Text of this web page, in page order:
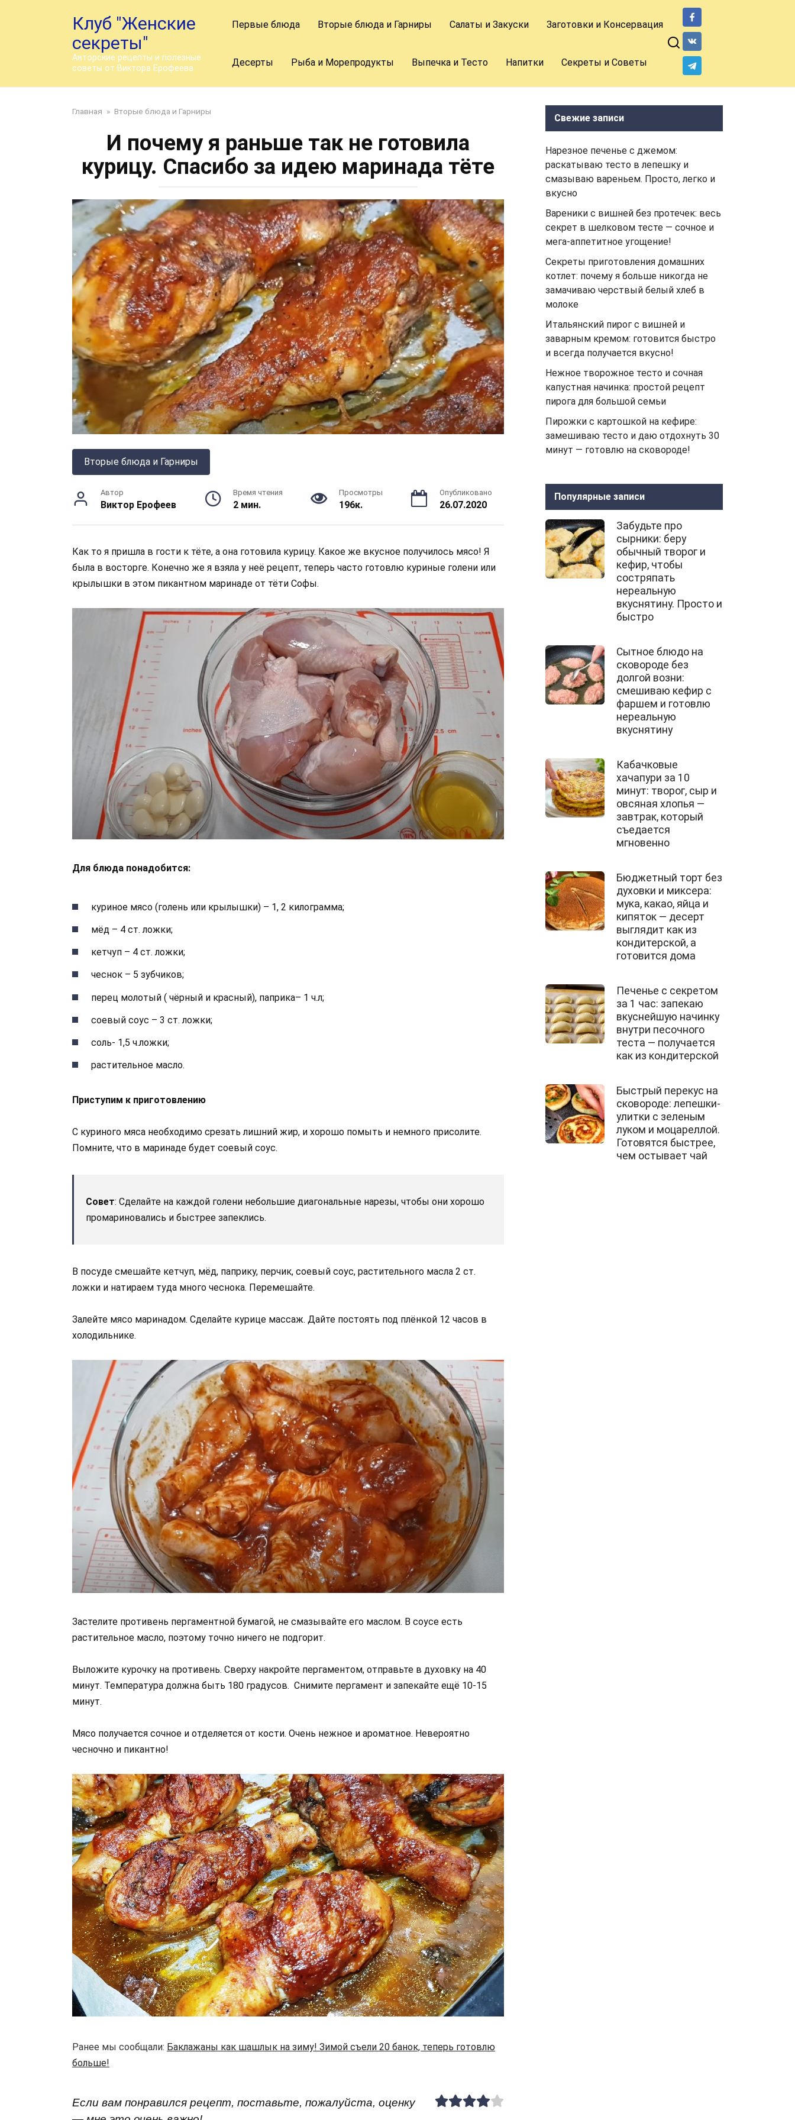
Клуб "Женские
секреты"
Авторские рецепты и полезные
советы от Виктора Ерофеева
Первые блюда Вторые блюда и Гарниры Салаты и Закуски Заготовки и Консервация
Десерты Рыба и Морепродукты Выпечка и Тесто Напитки Секреты и Советы
Главная » Вторые блюда и Гарниры
И почему я раньше так не готовила
курицу. Спасибо за идею маринада тёте
Вторые блюда и Гарниры
Автор
Виктор Ерофеев
Время чтения
2 мин.
Просмотры
196к.
Опубликовано
26.07.2020
Как то я пришла в гости к тёте, а она готовила курицу. Какое же вкусное получилось мясо! Я
была в восторге. Конечно же я взяла у неё рецепт, теперь часто готовлю куриные голени или
крылышки в этом пикантном маринаде от тёти Софы.
Для блюда понадобится:
куриное мясо (голень или крылышки) – 1, 2 килограмма;
мёд – 4 ст. ложки;
кетчуп – 4 ст. ложки;
чеснок – 5 зубчиков;
перец молотый ( чёрный и красный), паприка– 1 ч.л;
соевый соус – 3 ст. ложки;
соль- 1,5 ч.ложки;
растительное масло.
Приступим к приготовлению
С куриного мяса необходимо срезать лишний жир, и хорошо помыть и немного присолите.
Помните, что в маринаде будет соевый соус.
Совет: Сделайте на каждой голени небольшие диагональные нарезы, чтобы они хорошо
промариновались и быстрее запеклись.
В посуде смешайте кетчуп, мёд, паприку, перчик, соевый соус, растительного масла 2 ст.
ложки и натираем туда много чеснока. Перемешайте.
Залейте мясо маринадом. Сделайте курице массаж. Дайте постоять под плёнкой 12 часов в
холодильнике.
Застелите противень пергаментной бумагой, не смазывайте его маслом. В соусе есть
растительное масло, поэтому точно ничего не подгорит.
Выложите курочку на противень. Сверху накройте пергаментом, отправьте в духовку на 40
минут. Температура должна быть 180 градусов. Снимите пергамент и запекайте ещё 10-15
минут.
Мясо получается сочное и отделяется от кости. Очень нежное и ароматное. Невероятно
чесночно и пикантно!
Ранее мы сообщали: Баклажаны как шашлык на зиму! Зимой съели 20 банок, теперь готовлю
больше!
Если вам понравился рецепт, поставьте, пожалуйста, оценку
Свежие записи
Нарезное печенье с джемом:
раскатываю тесто в лепешку и
смазываю вареньем. Просто, легко и
вкусно
Вареники с вишней без протечек: весь
секрет в шелковом тесте — сочное и
мега-аппетитное угощение!
Секреты приготовления домашних
котлет: почему я больше никогда не
замачиваю черствый белый хлеб в
молоке
Итальянский пирог с вишней и
заварным кремом: готовится быстро
и всегда получается вкусно!
Нежное творожное тесто и сочная
капустная начинка: простой рецепт
пирога для большой семьи
Пирожки с картошкой на кефире:
замешиваю тесто и даю отдохнуть 30
минут — готовлю на сковороде!
Популярные записи
Забудьте про
сырники: беру
обычный творог и
кефир, чтобы
состряпать
нереальную
вкуснятину. Просто и
быстро
Сытное блюдо на
сковороде без
долгой возни:
смешиваю кефир с
фаршем и готовлю
нереальную
вкуснятину
Кабачковые
хачапури за 10
минут: творог, сыр и
овсяная хлопья —
завтрак, который
съедается
мгновенно
Бюджетный торт без
духовки и миксера:
мука, какао, яйца и
кипяток — десерт
выглядит как из
кондитерской, а
готовится дома
Печенье с секретом
за 1 час: запекаю
вкуснейшую начинку
внутри песочного
теста — получается
как из кондитерской
Быстрый перекус на
сковороде: лепешки-
улитки с зеленым
луком и моцареллой.
Готовятся быстрее,
чем остывает чай